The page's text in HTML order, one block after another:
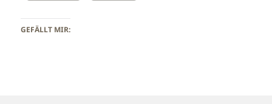
GEFÄLLT MIR: